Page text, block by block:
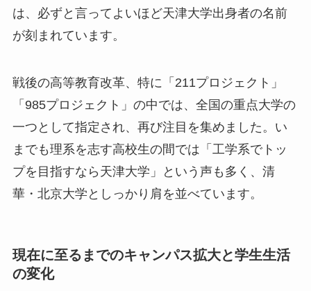
は、必ずと言ってよいほど天津大学出身者の名前
が刻まれています。
戦後の高等教育改革、特に「211プロジェクト」
「985プロジェクト」の中では、全国の重点大学の
一つとして指定され、再び注目を集めました。い
までも理系を志す高校生の間では「工学系でトッ
プを目指すなら天津大学」という声も多く、清
華・北京大学としっかり肩を並べています。
現在に至るまでのキャンパス拡大と学生生活
の変化